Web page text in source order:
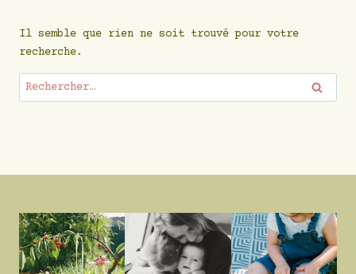
Il semble que rien ne soit trouvé pour votre
recherche.
Rechercher :